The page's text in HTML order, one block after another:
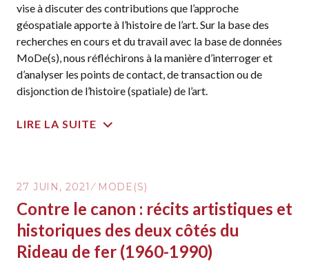
vise à discuter des contributions que l’approche
géospatiale apporte à l’histoire de l’art. Sur la base des
recherches en cours et du travail avec la base de données
MoDe(s), nous réfléchirons à la manière d’interroger et
d’analyser les points de contact, de transaction ou de
disjonction de l’histoire (spatiale) de l’art.
LIRE LA SUITE
27 JUIN, 2021 MODE(S)
Contre le canon : récits artistiques et
historiques des deux côtés du
Rideau de fer (1960-1990)